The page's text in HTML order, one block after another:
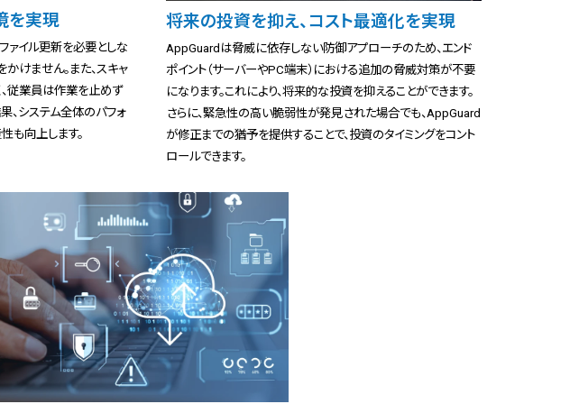
を実現
ァイル更新を必要としな
けません。また、スキャ
従業員は作業を止めず
、システム全体のパフォ
も向上します。
将来の投資を抑え、コスト最適化を実現
AppGuardは脅威に依存しない防御アプローチのため、エンド
ポイント（サーバーやPC端末）における追加の脅威対策が不要
になります。これにより、将来的な投資を抑えることができます。
さらに、緊急性の高い脆弱性が発見された場合でも、AppGuard
が修正までの猶予を提供することで、投資のタイミングをコント
ロールできます。